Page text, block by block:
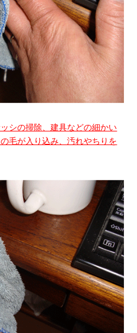
シの掃除、建具などの細かい
毛が入り込み、汚れやちりを